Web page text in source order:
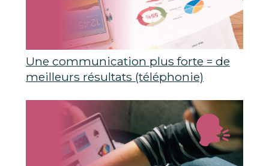
Une communication plus forte = de
meilleurs résultats (téléphonie)